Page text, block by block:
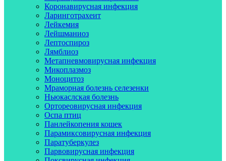
Коронавирусная инфекция
Ларинготрахеит
Лейкемия
Лейшманиоз
Лептоспироз
Лямблиоз
Метапневмовирусная инфекция
Микоплазмоз
Моноцитоз
Мраморная болезнь селезенки
Ньюкаслская болезнь
Ортореовирусная инфекция
Оспа птиц
Панлейкопения кошек
Парамиксовирусная инфекция
Паратуберкулез
Парвовирусная инфекция